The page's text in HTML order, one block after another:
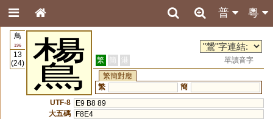
粵
普
鳥
196
13
(24)
鸉 繁 簡 港
單讀音字
繁簡對應
繁
簡
UTF-8
E9 B8 89
大五碼
F8E4